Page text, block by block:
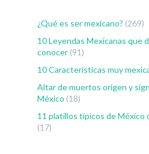
¿Qué es ser mexicano? (269)
10 Leyendas Mexicanas que
conocer (91)
10 Características muy
Altar de muertos origen y
México (18)
11 platillos típicos de México
(17)